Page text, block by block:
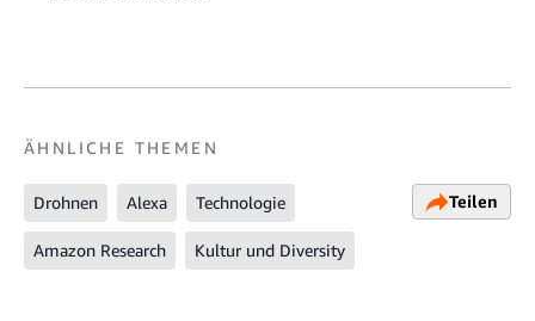
ÄHNLICHE THEMEN
Drohnen Alexa Technologie
Amazon Research Kultur und Diversity
Teilen